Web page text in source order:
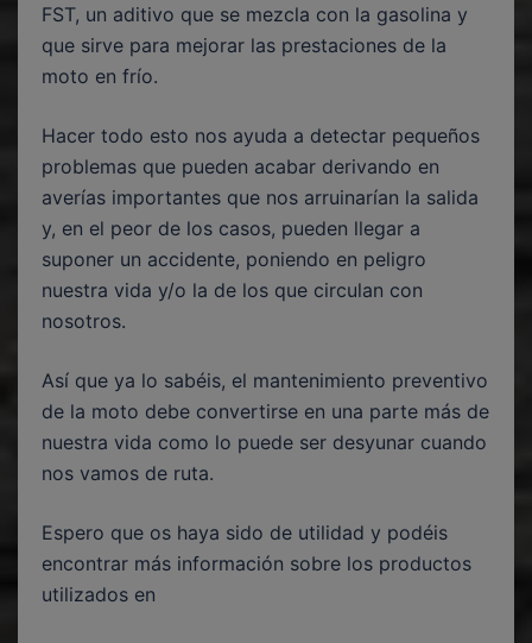
FST, un aditivo que se mezcla con la gasolina y
que sirve para mejorar las prestaciones de la
moto en frío.
Hacer todo esto nos ayuda a detectar pequeños
problemas que pueden acabar derivando en
averías importantes que nos arruinarían la salida
y, en el peor de los casos, pueden llegar a
suponer un accidente, poniendo en peligro
nuestra vida y/o la de los que circulan con
nosotros.
Así que ya lo sabéis, el mantenimiento preventivo
de la moto debe convertirse en una parte más de
nuestra vida como lo puede ser desyunar cuando
nos vamos de ruta.
Espero que os haya sido de utilidad y podéis
encontrar más información sobre los productos
utilizados en